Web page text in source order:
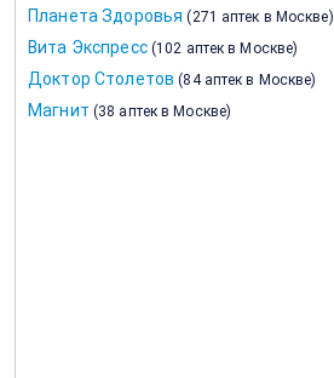
Планета Здоровья (271 аптек в Москве)
Вита Экспресс (102 аптек в Москве)
Доктор Столетов (84 аптек в Москве)
Магнит (38 аптек в Москве)